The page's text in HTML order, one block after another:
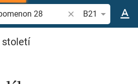
Vyhledat biblický
B21
28
století